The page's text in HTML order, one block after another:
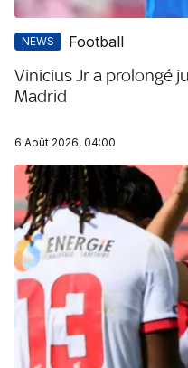
NEWS Football
Vinicius Jr a prolongé
Madrid
6 Août 2026, 04:00